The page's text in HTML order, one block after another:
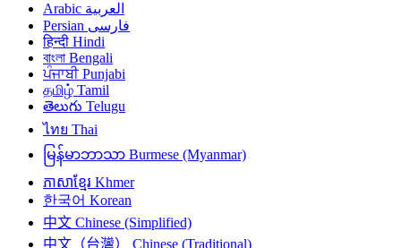
العربية Arabic
فارسی Persian
हिन्दी Hindi
বাংলা Bengali
ਪੰਜਾਬੀ Punjabi
தமிழ் Tamil
తెలుగు Telugu
ไทย Thai
မြန်မာဘာသာ Burmese (Myanmar)
ភាសាខ្មែរ Khmer
한국어 Korean
中文 Chinese (Simplified)
中文（台灣）
Chinese (Traditional)